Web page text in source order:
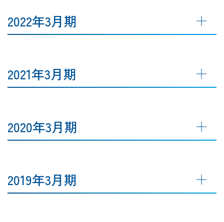
2022年3月期
2021年3月期
2020年3月期
2019年3月期